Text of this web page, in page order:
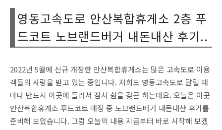
영동고속도로 안산복합휴게소 2층 푸
드코트 노브랜드버거 내돈내산 후기..
2022년 5월에 신규 개장한 안산복합휴게소는 많은 고속도로 이용
객들의 사랑을 받고 있는 중입니다. 저희도 영동고속도로 달릴 때
마다 반드시 이곳에 들러서 잠시 쉼을 갖곤 하는데요. 오늘은 이곳
안산복합휴게소 푸드코트 매장 중 노브랜드버거 내돈내산 후기를
준비해 보았습니다. 그럼 오늘의 내용 지금부터 바로 시작해 보겠